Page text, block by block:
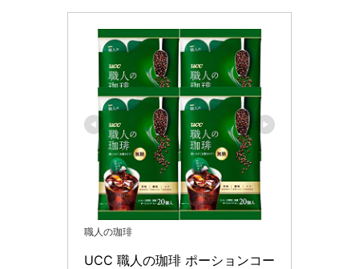
職人の珈琲
UCC 職人の珈琲 ポーションコー